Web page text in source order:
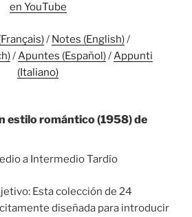
en YouTube
/ Notes (English)/
/Apuntes (Español)/Appunti
(Italiano)
estilo romántico (1958) de
a Intermedio Tardío
Esta colección de 24
diseñada para introducir